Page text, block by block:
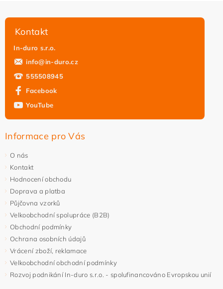
Kontakt
In-duro s.r.o.
info@in-duro.cz
555508945
Facebook
YouTube
Informace pro Vás
O nás
Kontakt
Hodnocení obchodu
Doprava a platba
Půjčovna vzorků
Velkoobchodní spolupráce (B2B)
Obchodní podmínky
Ochrana osobních údajů
Vrácení zboží, reklamace
Velkoobchodní obchodní podmínky
Rozvoj podnikání In-duro s.r.o. - spolufinancováno Evropskou unií